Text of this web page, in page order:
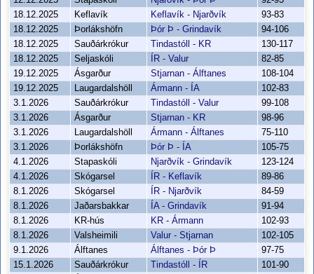
18.12.2025
Keflavík Keflavík - Njarðvík
93-83
18.12.2025
Þorlákshöfn Þór Þ - Grindavík
94-106
18.12.2025
Sauðárkrókur Tindastóll - KR
130-117
18.12.2025
Seljaskóli ÍR - Valur
82-85
19.12.2025
Ásgarður Stjarnan - Álftanes
108-104
19.12.2025
Laugardalshöll Ármann - ÍA
102-83
3.1.2026
Sauðárkrókur Tindastóll - Valur
99-108
3.1.2026
Ásgarður Stjarnan - KR
98-96
3.1.2026
Laugardalshöll Ármann - Álftanes
75-110
3.1.2026
Þorlákshöfn Þór Þ - ÍA
105-75
4.1.2026
Stapaskóli Njarðvík - Grindavík
123-124
4.1.2026
Skógarsel ÍR - Keflavík
89-86
8.1.2026
Skógarsel ÍR - Njarðvík
84-59
8.1.2026
Jaðarsbakkar ÍA - Grindavík
91-94
8.1.2026
KR-hús KR - Ármann
102-93
8.1.2026
Valsheimili Valur - Stjarnan
102-105
9.1.2026
Álftanes Álftanes - Þór Þ
97-75
15.1.2026
Sauðárkrókur Tindastóll - ÍR
101-90